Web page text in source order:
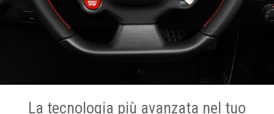
La tecnologia più avanzata nel tuo